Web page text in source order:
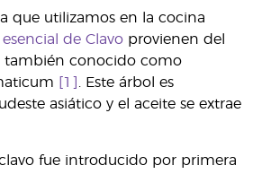
que utilizamos en la cocina
de Clavo provienen del
también conocido como
[1] . Este árbol es
asiático y el aceite se extrae
fue introducido por primera